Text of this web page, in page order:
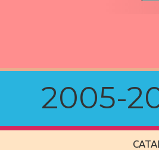
2005-